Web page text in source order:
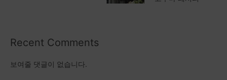
Recent Comments
보여줄 댓글이 없습니다.